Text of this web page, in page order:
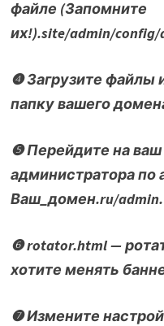
файле (Запомните
их!).site/admin/config/
❹ Загрузите файлы
папку вашего
❺ Перейдите на ваш
администратора по
Ваш_домен.ru/admin.
❻ rotator.html —
хотите менять
❼ Измените